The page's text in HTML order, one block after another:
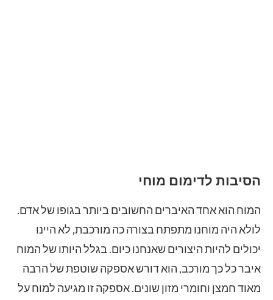
הסיבות לדימום מוחי
המוח הוא אחד האיברים החשובים ביותר בגופו של אדם.
לולא היה מוחנו מתפתח בצורה כה מורכבת, לא היינו
יכולים להיות היצורים שאנחנו כיום. בגלל היותו של המוח
איבר כל כך מורכב, הוא דורש אספקה שוטפת של הרבה
מאוד חמצן וחומרי מזון שונים. אספקה זו מגיעה למוח על